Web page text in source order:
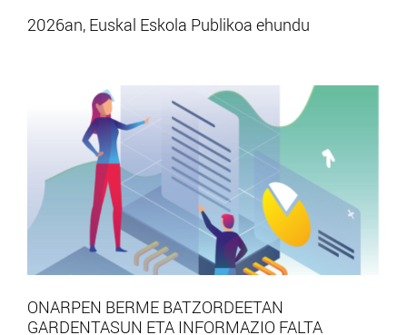
2026an, Euskal Eskola Publikoa ehundu
ONARPEN BERME BATZORDEETAN
GARDENTASUN ETA INFORMAZIO FALTA